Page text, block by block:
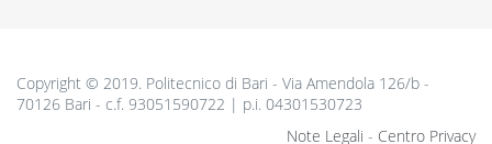
Copyright © 2019. Politecnico di Bari - Via Amendola 126/b -
70126 Bari - c.f. 93051590722 | p.i. 04301530723
Note Legali - Centro Privacy